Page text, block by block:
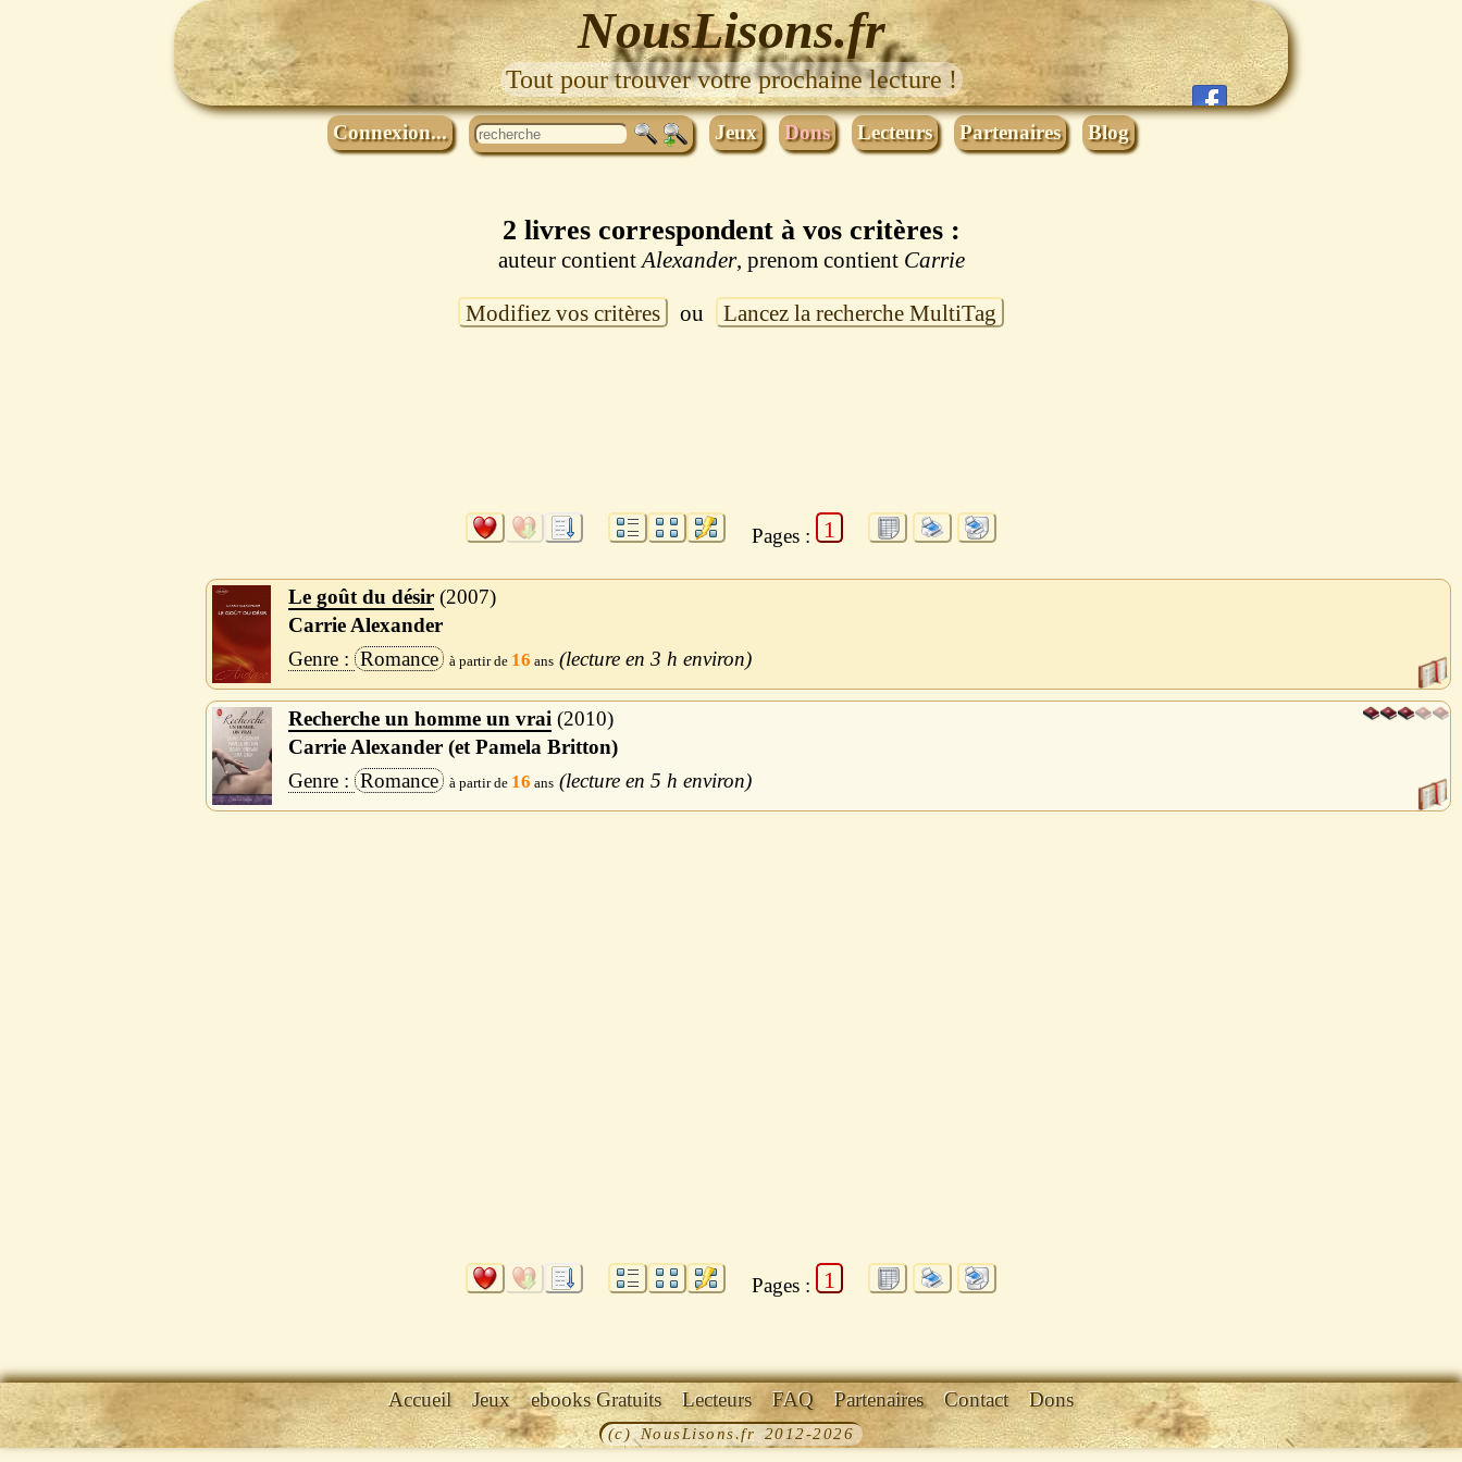
NousLisons.fr
Tout pour trouver votre prochaine lecture !
Connexion... Jeux Dons Lecteurs Partenaires Blog
2 livres correspondent à vos critères :
auteur contientAlexander, prenom contient Carrie
Modifiez vos critères ou Lancez la recherche MultiTag
Pages : 1
Le goût du désir 2007
Carrie Alexander
Romance
16 3 h
Recherche un homme un vrai 2010
Carrie Alexander (et Pamela Britton)
Romance
16 5 h
Pages : 1
Accueil Jeux ebooks Gratuits Lecteurs FAQ Partenaires Contact Dons
(c) NousLisons.fr 2012-2026